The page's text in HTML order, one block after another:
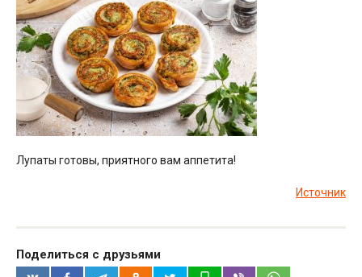
Лупаты готовы, приятного вам аппетита!
Источник
Поделиться с друзьями